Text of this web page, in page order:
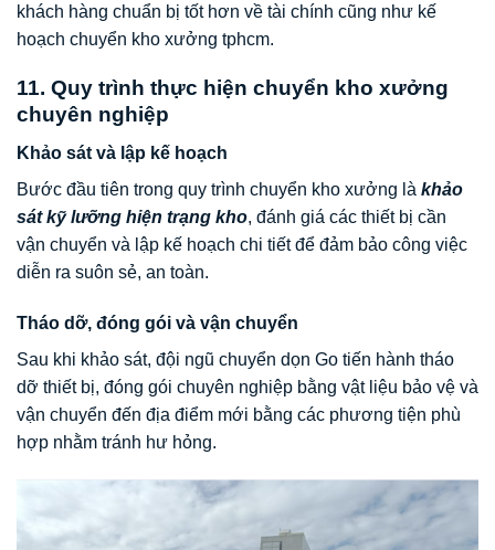
khách hàng chuẩn bị tốt hơn về tài chính cũng như kế
hoạch chuyển kho xưởng tphcm.
11. Quy trình thực hiện chuyển kho xưởng
chuyên nghiệp
Khảo sát và lập kế hoạch
Bước đầu tiên trong quy trình chuyển kho xưởng là khảo
sát kỹ lưỡng hiện trạng kho, đánh giá các thiết bị cần
vận chuyển và lập kế hoạch chi tiết để đảm bảo công việc
diễn ra suôn sẻ, an toàn.
Tháo dỡ, đóng gói và vận chuyển
Sau khi khảo sát, đội ngũ chuyển dọn Go tiến hành tháo
dỡ thiết bị, đóng gói chuyên nghiệp bằng vật liệu bảo vệ và
vận chuyển đến địa điểm mới bằng các phương tiện phù
hợp nhằm tránh hư hỏng.